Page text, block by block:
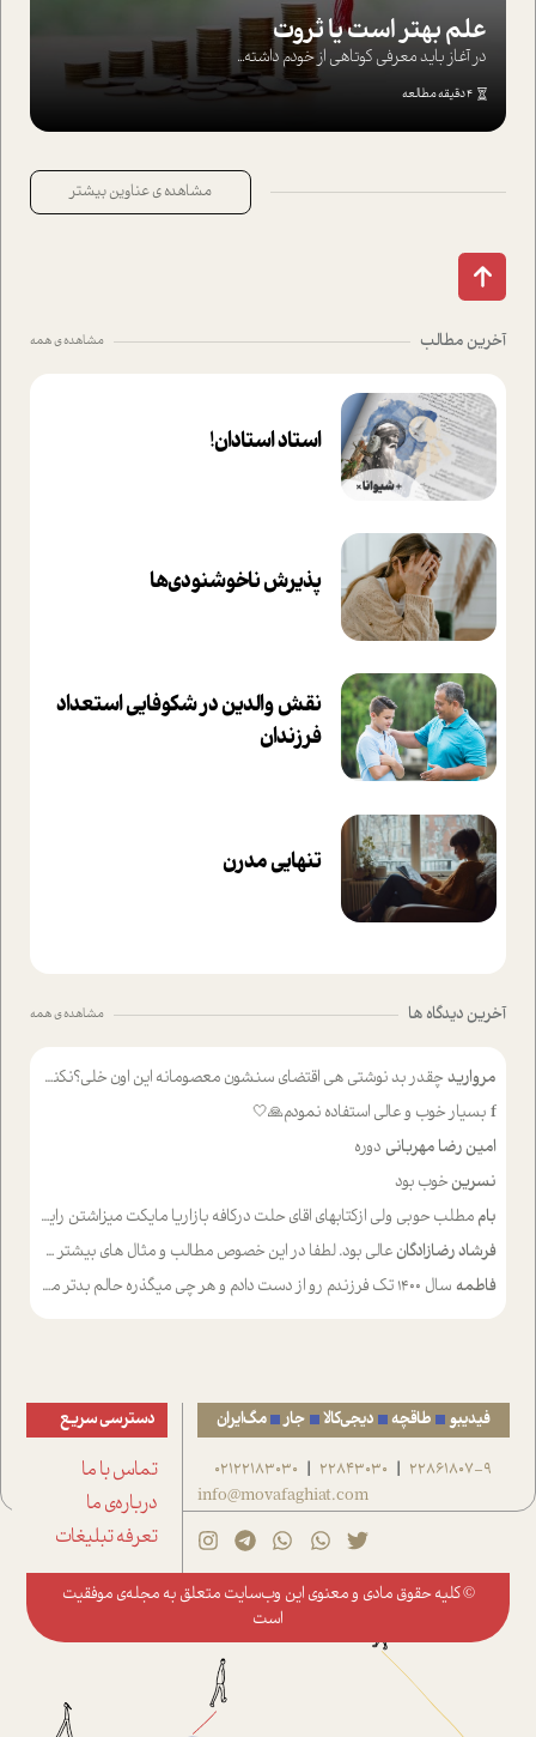
علم بهتر است یا ثروت
در آغاز باید معرفی کوتاهی از خودم داشته...
4 دقیقه مطالعه
مشاهده ی عناوین بیشتر
آخرین مطالب مشاهده ی همه
استاد استادان!
پذیرش ناخوشنودی‌ها
نقش والدین در شکوفا‌یی ا‌ستعداد
فرزندان‌
تنهایی مدرن
آخرین دیدگاه ها مشاهده ی همه
مروارید چقدر بد نوشتی هی اقتضای سنشون معصومانه این اون خلی؟نکنه تا چهل سالگی پوشکت میکردن و شیر میخوردی که به اینا میگی کودک
f بسیار خوب و عالی استفاده نمودم🙏🤍
امین رضا مهربانی دوره
نسرینخوب بود
بام مطلب حوبی ولی ازکتابهای اقای حلت درکافه بازاریا مایکت میزاشتن رایگان خوب بود ولی هرکدام خلاصه شده ش تومجله از طریق سایت هم خوبه اینکه درزیر اخرصفحه گذاشته شده خب ادم خبره میره نصب میکنه میخونه ولی هرکسی گوشیش ظرفیتش نداره باتشکر
فرشاد رضازادگان عالی بود. لطفا در این خصوص مطالب و مثال های بیشتر ی ارایه دهید
فاطمه سال ۱۴۰۰ تک فرزندم رو از دست دادم و هر چی میگذره حالم بدتر میشه و دلتنگتر تنایی رو ترجیح دادم و معاشرت برام سخت شده
فیدیبو طاقچه دیجی‌کالا جار مگ‌ایران
22861807-9
|
22843030
|
02122183030
info@movafaghiat.com
دسترسی سریع
تماس با ما
درباره‌ی ما
تعرفه تبلیغات
© کلیه حقوق مادی و معنوی این وب‌سایت متعلق به مجله‌ی موفقیت
است